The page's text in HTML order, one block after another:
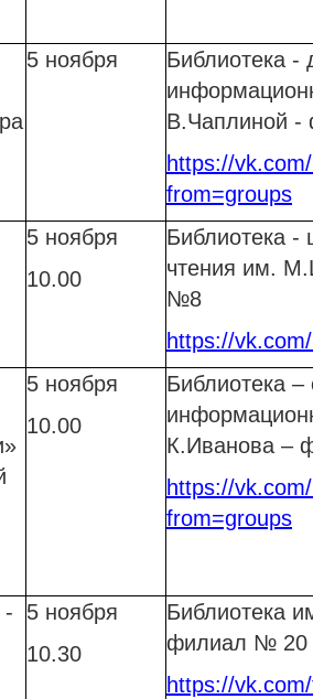
5 ноября
Библиотека -
В.Чаплиной
https://
from=groups
5 ноября
10.00
Библиотека -
чтения им.
№8
https://
5 ноября
10.00
Библиотека –
К.Иванова –
https://
from=groups
-
5 ноября
10.30
Библиотека
филиал № 20
https://